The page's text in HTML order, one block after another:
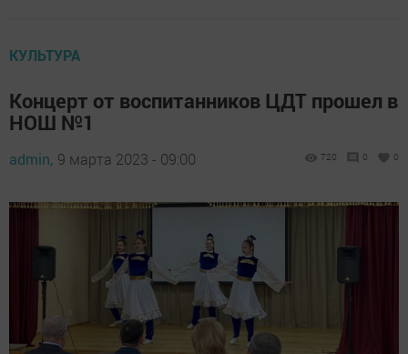
КУЛЬТУРА
Концерт от воспитанников ЦДТ прошел в
НОШ №1
admin, 9 марта 2023 - 09:00 720 0 0